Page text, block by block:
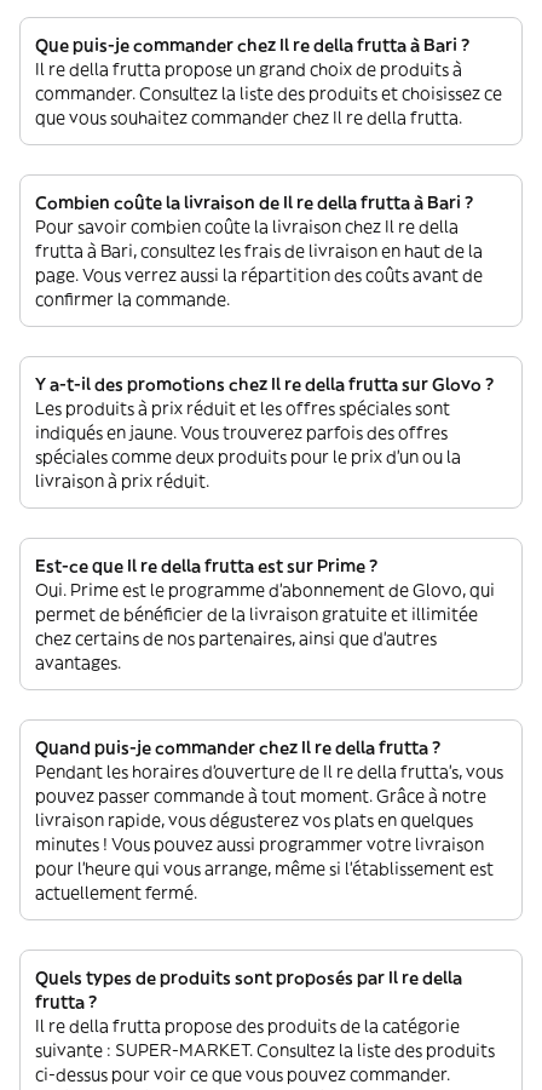
Que puis-je commander chez Il re della frutta à Bari ?
Il re della frutta propose un grand choix de produits à
commander. Consultez la liste des produits et choisissez ce
que vous souhaitez commander chez Il re della frutta.
Combien coûte la livraison de Il re della frutta à Bari ?
Pour savoir combien coûte la livraison chez Il re della
frutta à Bari, consultez les frais de livraison en haut de la
page. Vous verrez aussi la répartition des coûts avant de
confirmer la commande.
Y a-t-il des promotions chez Il re della frutta sur Glovo ?
Les produits à prix réduit et les offres spéciales sont
indiqués en jaune. Vous trouverez parfois des offres
spéciales comme deux produits pour le prix d'un ou la
livraison à prix réduit.
Est-ce que Il re della frutta est sur Prime ?
Oui. Prime est le programme d’abonnement de Glovo, qui
permet de bénéficier de la livraison gratuite et illimitée
chez certains de nos partenaires, ainsi que d’autres
avantages.
Quand puis-je commander chez Il re della frutta ?
Pendant les horaires d'ouverture de Il re della frutta’s, vous
pouvez passer commande à tout moment. Grâce à notre
livraison rapide, vous dégusterez vos plats en quelques
minutes ! Vous pouvez aussi programmer votre livraison
pour l'heure qui vous arrange, même si l'établissement est
actuellement fermé.
Quels types de produits sont proposés par Il re della
frutta ?
Il re della frutta propose des produits de la catégorie
suivante : SUPER-MARKET. Consultez la liste des produits
ci-dessus pour voir ce que vous pouvez commander.